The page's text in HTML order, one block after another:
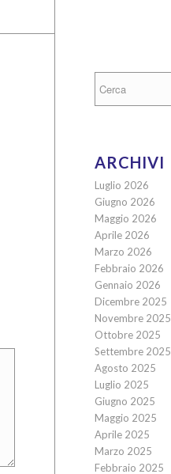
ARCHIVI
Luglio 2026
Giugno 2026
Maggio 2026
Aprile 2026
Marzo 2026
Febbraio 2026
Gennaio 2026
Dicembre 2025
Novembre 2025
Ottobre 2025
Settembre 2025
Agosto 2025
Luglio 2025
Giugno 2025
Maggio 2025
Aprile 2025
Marzo 2025
Febbraio 2025